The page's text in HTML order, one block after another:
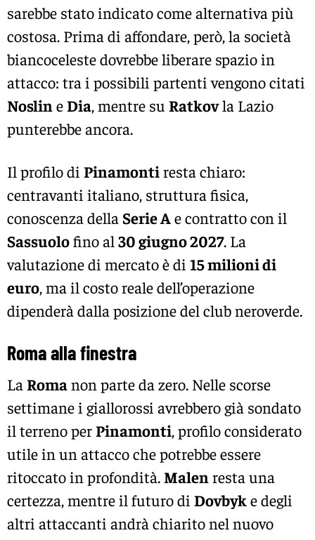
sarebbe stato indicato come alternativa più
costosa. Prima di affondare, però, la società
biancoceleste dovrebbe liberare spazio in
attacco: tra i possibili partenti vengono citati
NoslineDia, mentre su Ratkovla Lazio
punterebbe ancora.
Il profilo di Pinamontiresta chiaro:
centravanti italiano, struttura fisica,
conoscenza della Serie Ae contratto con il
Sassuolofino al 30 giugno 2027. La
valutazione di mercato è di 15 milioni di
euro, ma il costo reale dell’operazione
dipenderà dalla posizione del club neroverde.
Roma alla finestra
La Romanon parte da zero. Nelle scorse
settimane i giallorossi avrebbero già sondato
il terreno perPinamonti, profilo considerato
utile in un attacco che potrebbe essere
ritoccato in profondità. Malenresta una
certezza, mentre il futuro di Dovbyke degli
altri attaccanti andrà chiarito nel nuovo